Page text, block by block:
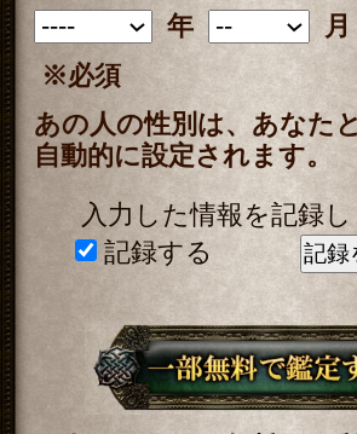
ご入力いただいた情報を、占いサー
ビスを提供するためにのみ使用し、
情報の蓄積を行ったり、他の目的で
使用することはありません。ご利用
個人情報保護方針
（外部サイト）」に同意の上、必要
事項をご入力ください。
動作環境
この占い番組は、次の環境でご利用
Android 5.0以降
iOS 10.0以降
＜ブラウザ＞
OSに標準搭載されているブラウ